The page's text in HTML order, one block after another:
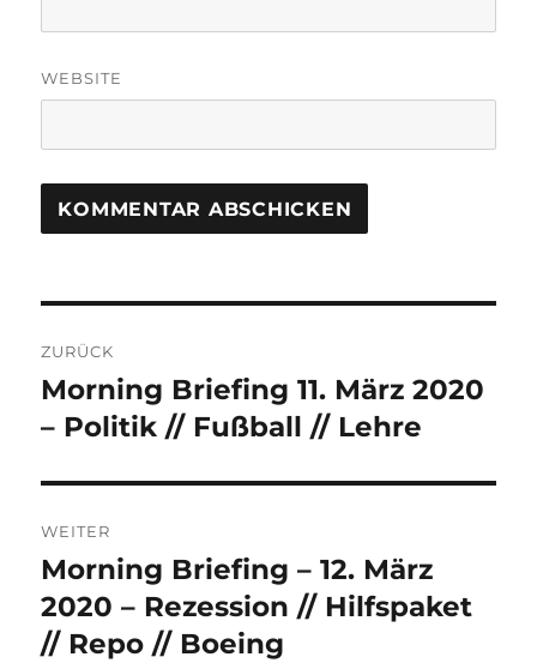
WEBSITE
Navigation
ZURÜCK
Vorheriger
Beitrag:
Morning Briefing 11. März 2020
– Politik // Fußball // Lehre
WEITER
Nächster
Beitrag:
Morning Briefing – 12. März
2020 – Rezession // Hilfspaket
// Repo // Boeing